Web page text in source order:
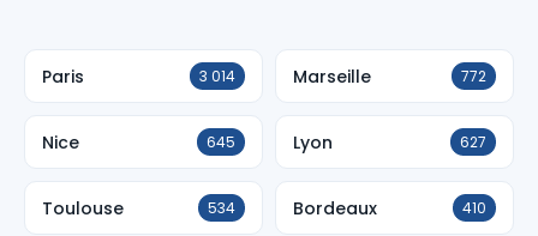
Paris 3 014 Marseille 772
Nice 645 Lyon 627
Toulouse 534 Bordeaux 410